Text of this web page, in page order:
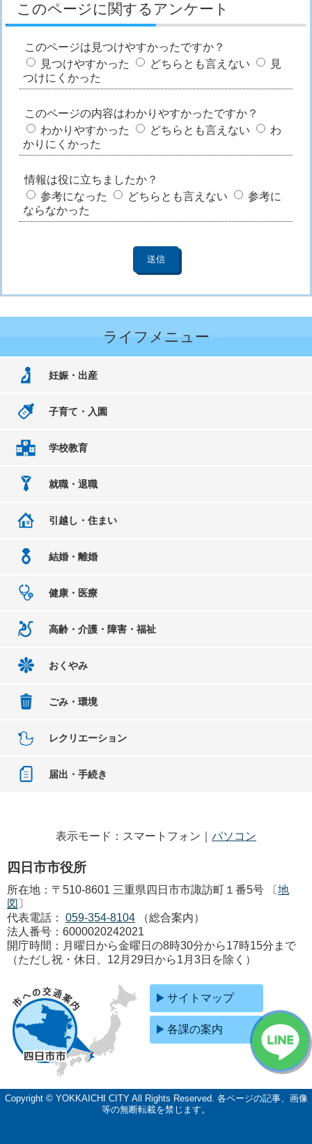
このページに関するアンケート
このページは見つけやすかったですか？
見つけやすかった
どちらとも言えない
見
つけにくかった
このページの内容はわかりやすかったですか？
わかりやすかった
どちらとも言えない
わ
かりにくかった
情報は役に立ちましたか？
参考になった
どちらとも言えない
参考に
ならなかった
ライフメニュー
妊娠・出産
子育て・入園
学校教育
就職・退職
引越し・住まい
結婚・離婚
健康・医療
高齢・介護・障害・福祉
おくやみ
ごみ・環境
レクリエーション
届出・手続き
表示モード：スマートフォン｜ パソコン
四日市市役所
所在地：〒510-8601 三重県四日市市諏訪町１番5号 〔地
図 〕
代表電話：
059-354-8104
（総合案内）
法人番号：6000020242021
開庁時間：月曜日から金曜日の8時30分から17時15分まで
（ただし祝・休日、12月29日から1月3日を除く）
サイトマップ
各課の案内
Copyright © YOKKAICHI CITY All Rights Reserved. 各ページの記事、画像
等の無断転載を禁じます。